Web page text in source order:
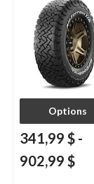
Options
341,99 $ -
902,99 $